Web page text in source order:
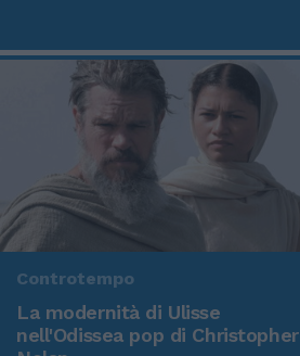
Controtempo
La modernità di Ulisse
nell'Odissea pop di Christopher